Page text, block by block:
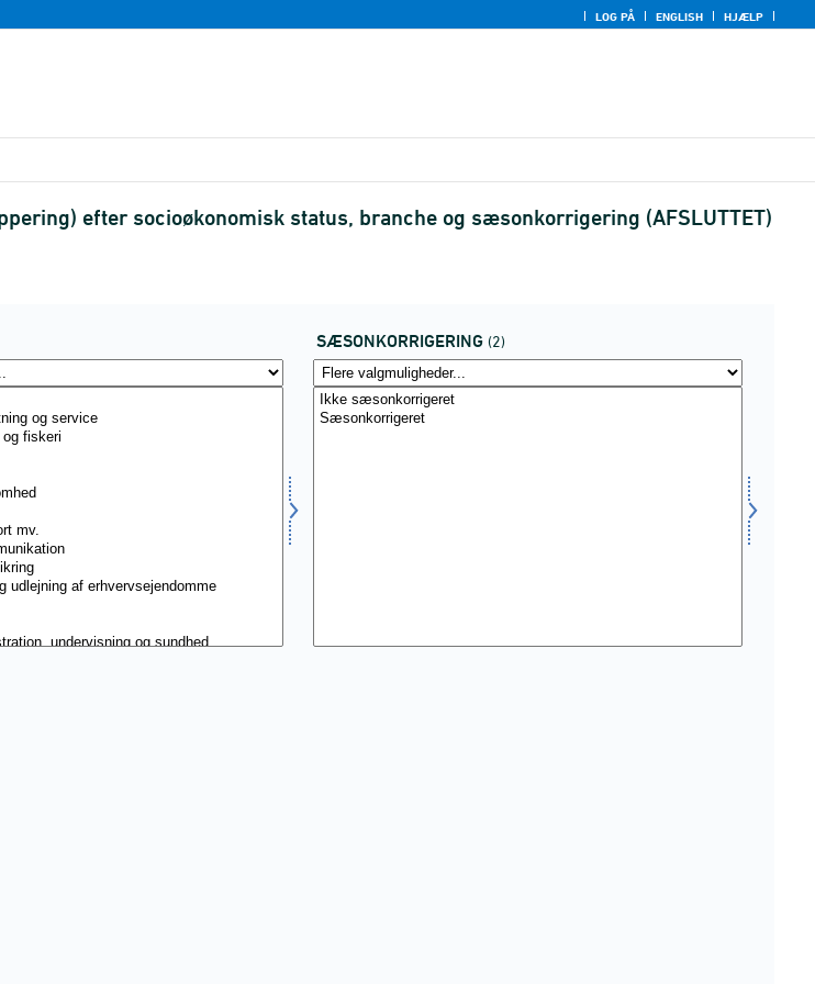
LOG PÅ ENGLISH HJÆLP
efter socioøkonomisk status, branche og sæsonkorrigering (AFSLUTTET)
SÆSONKORRIGERING (2)